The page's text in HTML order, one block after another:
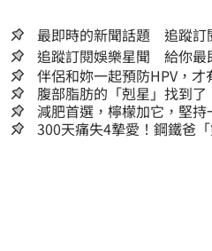
最即時的新聞話題 追蹤訂
追蹤訂閱娛樂星聞 給你最
伴侶和妳一起預防HPV，才
腹部脂肪的「剋星」找到
囊，瘦出小蠻腰
減肥首選，檸檬加它，堅
人生
300天痛失4摯愛！鋼鐵爸